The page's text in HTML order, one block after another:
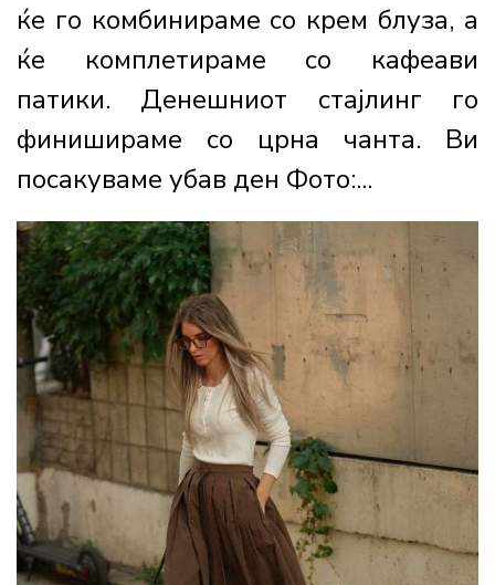
ќе го комбинираме со крем блуза, а
ќе комплетираме со кафеави
патики. Денешниот стајлинг го
финишираме со црна чанта. Ви
посакуваме убав ден Фото:...